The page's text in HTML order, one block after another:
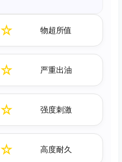
☆ 物超所值
☆ 严重出油
☆ 强度刺激
☆ 高度耐久